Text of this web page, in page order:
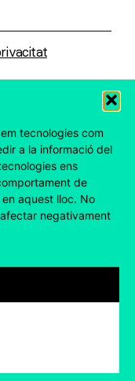
tecnologies com
a la informació del
ens
de
aquest lloc. No
negativament
ESTAR AL DIA